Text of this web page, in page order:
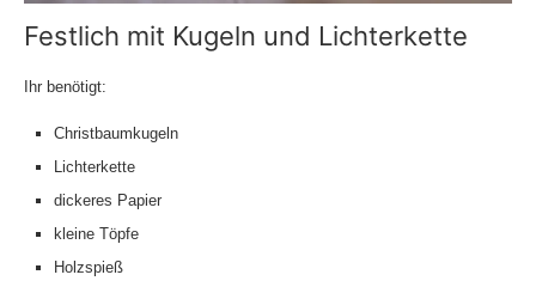
Festlich mit Kugeln und Lichterkette
Ihr benötigt:
Christbaumkugeln
Lichterkette
dickeres Papier
kleine Töpfe
Holzspieß